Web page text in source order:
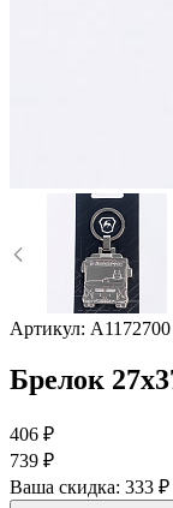
Артикул: А1172700
Брелок
406 ₽
739 ₽
Ваша скидка: 333 ₽